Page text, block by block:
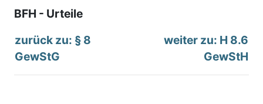
BFH - Urteile
zurück zu: § 8
GewStG
weiter zu: H 8.6
GewStH